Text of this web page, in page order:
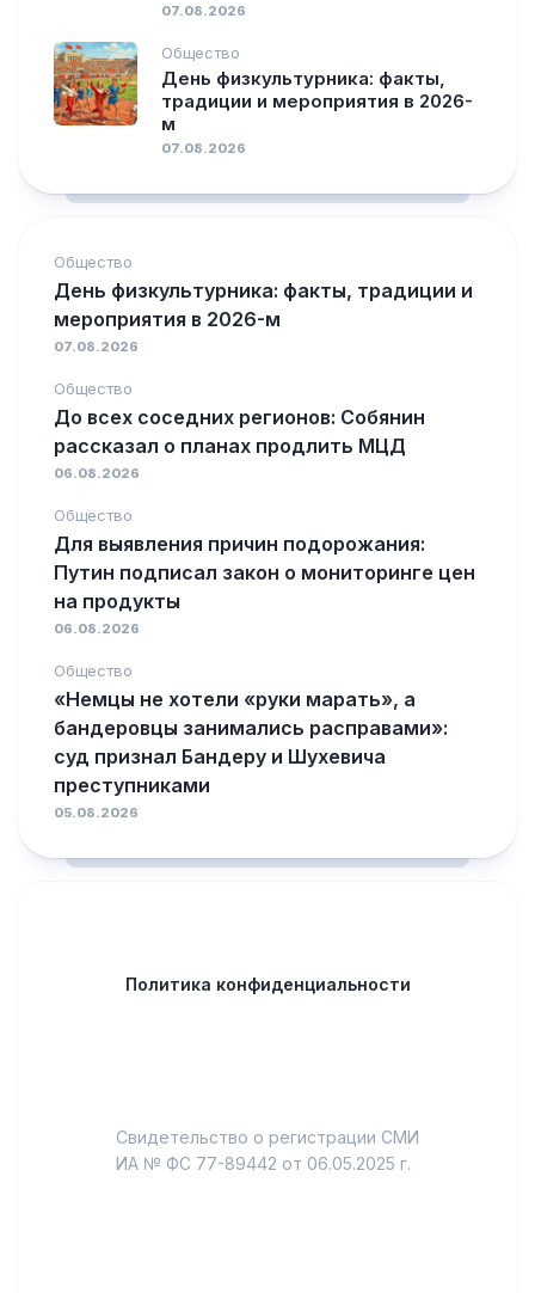
07.08.2026
Общество
День физкультурника: факты,
традиции и мероприятия в 2026-
м
07.08.2026
Общество
День физкультурника: факты, традиции и
мероприятия в 2026-м
07.08.2026
Общество
До всех соседних регионов: Собянин
рассказал о планах продлить МЦД
06.08.2026
Общество
Для выявления причин подорожания:
Путин подписал закон о мониторинге цен
на продукты
06.08.2026
Общество
«Немцы не хотели «руки марать», а
бандеровцы занимались расправами»:
суд признал Бандеру и Шухевича
преступниками
05.08.2026
Политика конфиденциальности
Свидетельство о регистрации СМИ
ИА № ФС 77-89442 от 06.05.2025 г.